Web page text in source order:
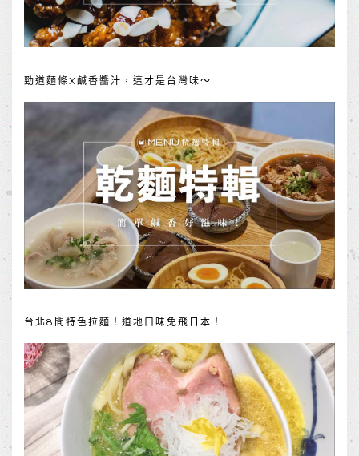
勁道麵條X鹹香醬汁，這才是台灣味～
台北8間特色拉麵！道地口味免飛日本！